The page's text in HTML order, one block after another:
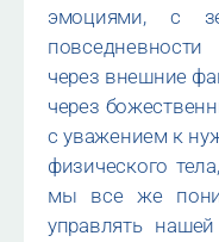
эмоциями, с
через внешние
через
с уважением к
физического
мы все же
управлять